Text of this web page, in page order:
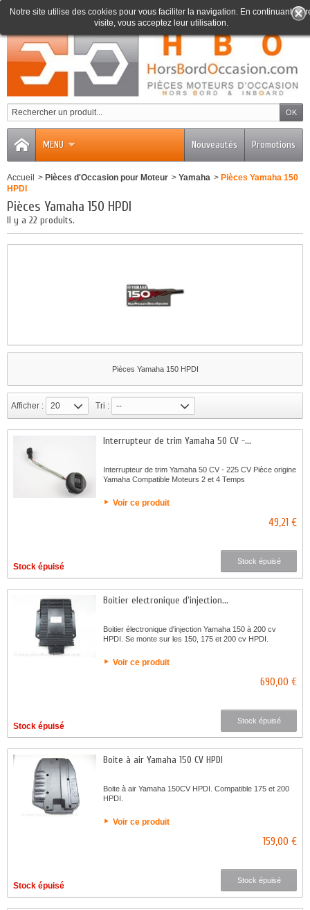
0
MENU Promotions
Nouveautés
Notre site utilise des cookies pour vous faciliter la navigation. En continuant
visite, vous acceptez leur utilisation.
Accueil > Pièces d'Occasion pour Moteur > Yamaha > Pièces Yamaha 150
HPDI
Pièces Yamaha 150 HPDI
Il y a 22 produits.
Pièces Yamaha 150 HPDI
Afficher : 20 Tri : --
Interrupteur de trim Yamaha 50 CV -...
Interrupteur de trim Yamaha 50 CV - 225 CV Pièce origine
Yamaha Compatible Moteurs 2 et 4 Temps
Voir ce produit
49,21 €
Stock épuisé
Stock épuisé
Boitier electronique d'injection...
Boitier électronique d'injection Yamaha 150 à 200 cv
HPDI. Se monte sur les 150, 175 et 200 cv HPDI.
Voir ce produit
690,00 €
Stock épuisé
Stock épuisé
Boite à air Yamaha 150 CV HPDI
Boite à air Yamaha 150CV HPDI. Compatible 175 et 200
HPDI.
Voir ce produit
159,00 €
Stock épuisé
Stock épuisé